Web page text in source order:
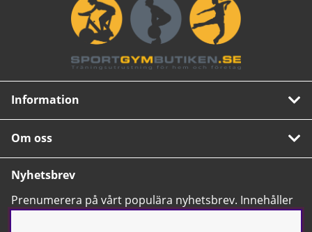
Information
Om oss
Nyhetsbrev
Prenumerera på vårt populära nyhetsbrev. Innehåller
tips, nyheter och våra allra bästa erbjudanden.